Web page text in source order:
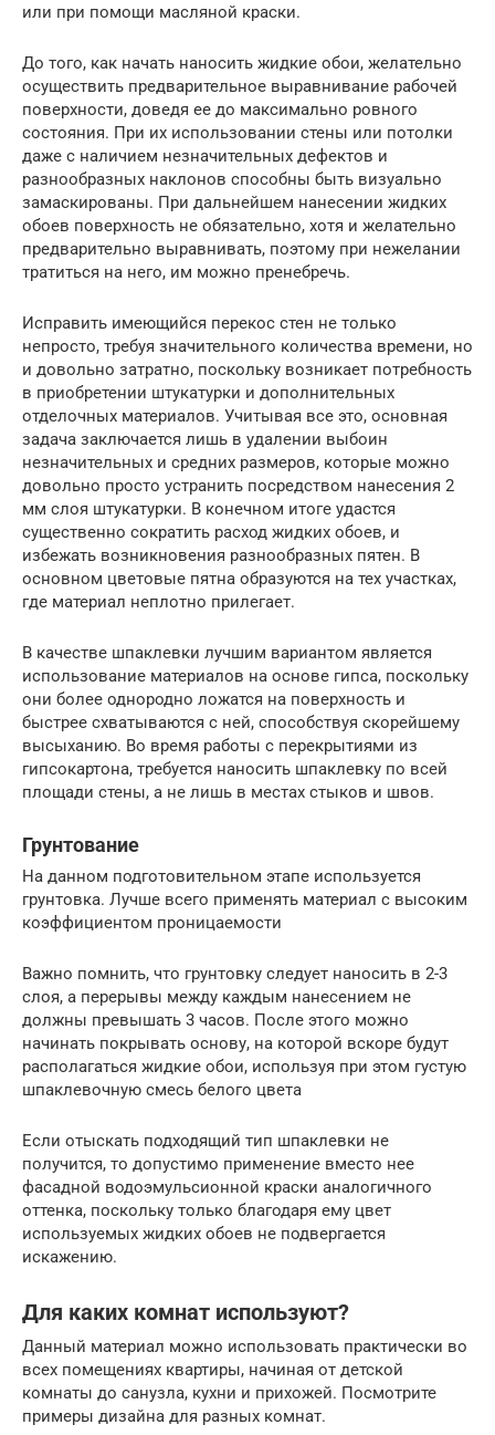
или при помощи масляной краски.
До того, как начать наносить жидкие обои, желательно
осуществить предварительное выравнивание рабочей
поверхности, доведя ее до максимально ровного
состояния. При их использовании стены или потолки
даже с наличием незначительных дефектов и
разнообразных наклонов способны быть визуально
замаскированы. При дальнейшем нанесении жидких
обоев поверхность не обязательно, хотя и желательно
предварительно выравнивать, поэтому при нежелании
тратиться на него, им можно пренебречь.
Исправить имеющийся перекос стен не только
непросто, требуя значительного количества времени, но
и довольно затратно, поскольку возникает потребность
в приобретении штукатурки и дополнительных
отделочных материалов. Учитывая все это, основная
задача заключается лишь в удалении выбоин
незначительных и средних размеров, которые можно
довольно просто устранить посредством нанесения 2
мм слоя штукатурки. В конечном итоге удастся
существенно сократить расход жидких обоев, и
избежать возникновения разнообразных пятен. В
основном цветовые пятна образуются на тех участках,
где материал неплотно прилегает.
В качестве шпаклевки лучшим вариантом является
использование материалов на основе гипса, поскольку
они более однородно ложатся на поверхность и
быстрее схватываются с ней, способствуя скорейшему
высыханию. Во время работы с перекрытиями из
гипсокартона, требуется наносить шпаклевку по всей
площади стены, а не лишь в местах стыков и швов.
Грунтование
На данном подготовительном этапе используется
грунтовка. Лучше всего применять материал с высоким
коэффициентом проницаемости
Важно помнить, что грунтовку следует наносить в 2-3
слоя, а перерывы между каждым нанесением не
должны превышать 3 часов. После этого можно
начинать покрывать основу, на которой вскоре будут
располагаться жидкие обои, используя при этом густую
шпаклевочную смесь белого цвета
Если отыскать подходящий тип шпаклевки не
получится, то допустимо применение вместо нее
фасадной водоэмульсионной краски аналогичного
оттенка, поскольку только благодаря ему цвет
используемых жидких обоев не подвергается
искажению.
Для каких комнат используют?
Данный материал можно использовать практически во
всех помещениях квартиры, начиная от детской
комнаты до санузла, кухни и прихожей. Посмотрите
примеры дизайна для разных комнат.